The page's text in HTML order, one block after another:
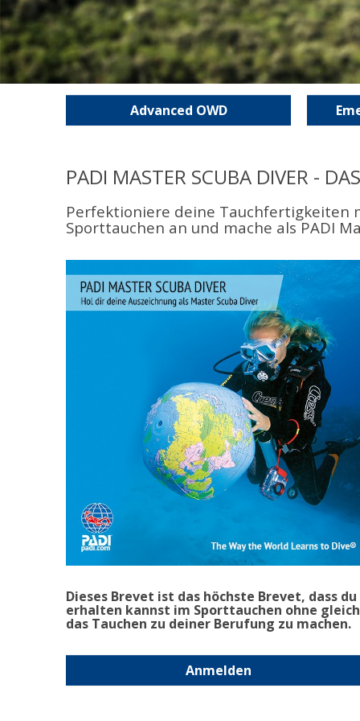
Advanced OWD
PADI MASTER SCUBA DIVER -
Perfektioniere deine Tauchfertigkeiten
Sporttauchen an und mache als PADI
Dieses Brevet ist das höchste Brevet, dass du
erhalten kannst im Sporttauchen ohne gleich
das Tauchen zu deiner Berufung zu machen.
Anmelden